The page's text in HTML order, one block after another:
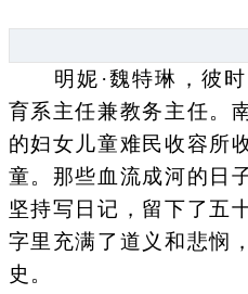
明妮·魏特琳，彼时
育系主任兼教务主任。
的妇女儿童难民收容所
童。那些血流成河的日
坚持写日记，留下了五
字里充满了道义和悲悯
史。